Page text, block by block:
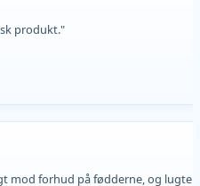
produkt."
forhud på fødderne, og lugten